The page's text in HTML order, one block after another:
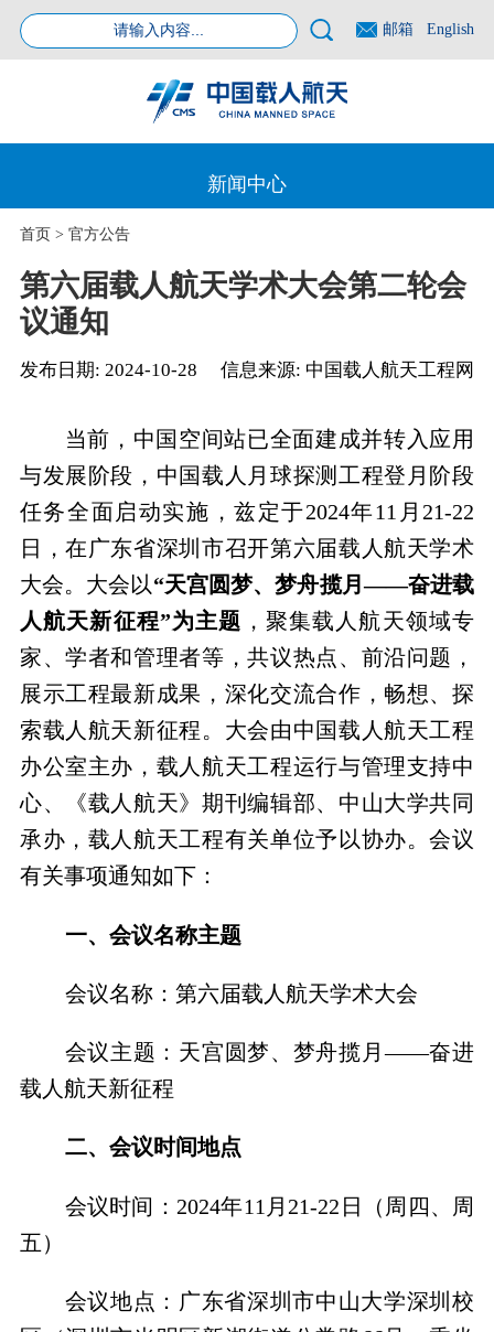
邮箱 English
新闻中心
首页> 官方公告
第六届载人航天学术大会第二轮会
议通知
发布日期: 2024-10-28 信息来源: 中国载人航天工程网
当前，中国空间站已全面建成并转入应用
与发展阶段，中国载人月球探测工程登月阶段
任务全面启动实施，兹定于2024年11 月 21-22
日，在广东省深圳市召开第六届载人航天学术
大会。大会以“天宫圆梦、梦舟揽月——奋进载
人航天新征程”为主题 ，聚集载人航天领域专
家、学者和管理者等，共议热点、前沿问题，
展示工程最新成果，深化交流合作 ，畅想、探
索载人航天新征程。大会由中国载人航天工程
办公室主办，载人航天工程运行与管理支持中
心、《载人航天》期刊编辑部、中山大学共同
承办，载人航天工程有关单位予以协办。会议
有关事项通知如下：
一、会议名称主题
会议名称：第六届载人航天学术大会
会议主题 ：天宫圆梦、梦舟揽月——奋进
载人航天新征程
二、会议时间地点
会议时间 ： 2024年11 月 21-22 日（周四、周
五）
会议地点 ：广东省深圳市中山大学深圳校